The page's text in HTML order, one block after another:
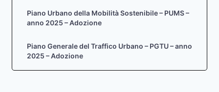
Piano Urbano della Mobilità Sostenibile – PUMS –
anno 2025 – Adozione
Piano Generale del Traffico Urbano – PGTU – anno
2025 – Adozione